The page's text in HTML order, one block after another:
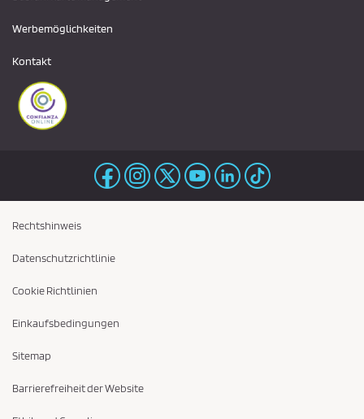
Werbemöglichkeiten
Kontakt
Rechtshinweis
Datenschutzrichtlinie
Cookie Richtlinien
Einkaufsbedingungen
Sitemap
Barrierefreiheit der Website